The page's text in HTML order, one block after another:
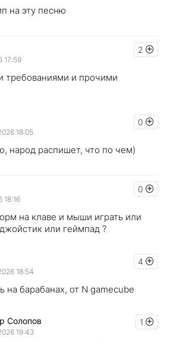
на эту песню
2
17:59
требованиями и прочими
0
18:05
народ распишет, что по чем)
0
18:16
на клаве и мыши играть или
или геймпад ?
4
18:54
на барабанах, от N gamecube
1
Солопов
19:43